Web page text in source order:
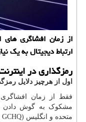
از زمان افشاگری های
ارتباط دیجیتال به یك
رمزگذاری در
اول از هرچیز دلایل
فقط از زمان
مشکوک به گوش دادن